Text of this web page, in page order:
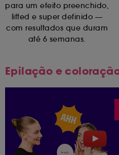
para um efeito preenchido,
lifted e super definido —
com resultados que duram
até 6 semanas.
epilação e